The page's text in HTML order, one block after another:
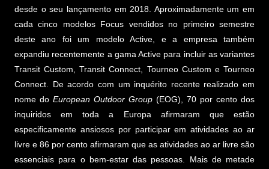
desde o seu lançamento em 2018. Aproximadamente um em
cada cinco modelos Focus vendidos no primeiro semestre
deste ano foi um modelo Active, e a empresa também
expandiu recentemente a gama Active para incluir as variantes
Transit Custom, Transit Connect, Tourneo Custom e Tourneo
Connect. De acordo com um inquérito recente realizado em
nome do European Outdoor Group (EOG), 70 por cento dos
inquiridos em toda a Europa afirmaram que estão
especificamente ansiosos por participar em atividades ao ar
livre e 86 por cento afirmaram que as atividades ao ar livre são
essenciais para o bem-estar das pessoas. Mais de metade